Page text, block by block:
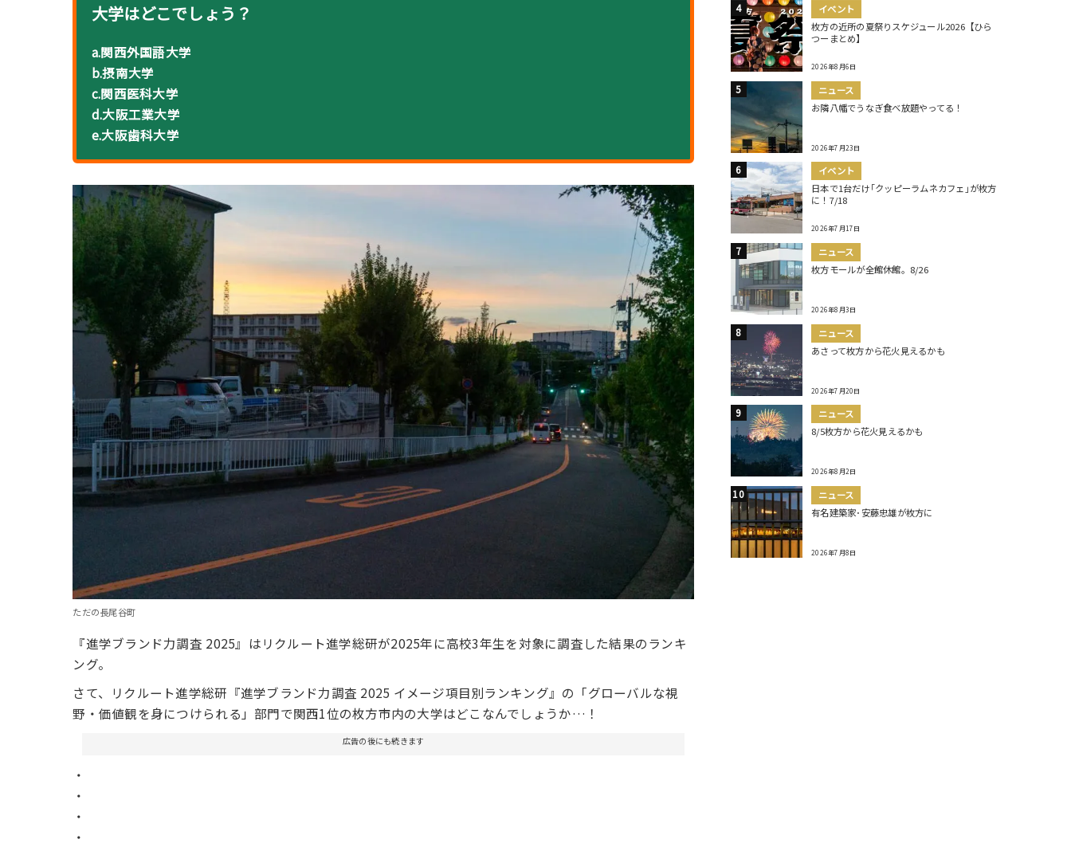
大学はどこでしょう？
a.関西外国語大学
b.摂南大学
c.関西医科大学
d.大阪工業大学
e.大阪歯科大学
ただの長尾谷町
『進学ブランド力調査 2025』はリクルート進学総研が2025年に高校3年生を対象に調査した結果のランキ
ング。
さて、リクルート進学総研『進学ブランド力調査 2025 イメージ項目別ランキング』の「グローバルな視
野・価値観を身につけられる」部門で関西1位の枚方市内の大学はどこなんでしょうか…！
広告の後にも続きます
・
・
・
・
イベント
枚方の近所の夏祭りスケジュール2026【ひら
つーまとめ】
2026年8月6日
ニュース
お隣八幡でうなぎ食べ放題やってる！
2026年7月23日
イベント
日本で1台だけ｢クッピーラムネカフェ｣が枚方
に！7/18
2026年7月17日
ニュース
枚方モールが全館休館。8/26
2026年8月3日
ニュース
あさって枚方から花火見えるかも
2026年7月20日
ニュース
8/5枚方から花火見えるかも
2026年8月2日
ニュース
有名建築家･安藤忠雄が枚方に
2026年7月8日